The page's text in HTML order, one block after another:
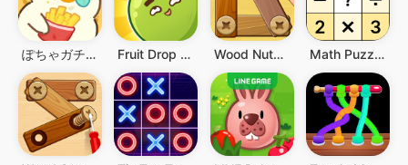
ぽちゃガチョ！ Fruit Drop Master Wood Nuts & Bolts Puzzle Math Puzzle Games - Crossmath